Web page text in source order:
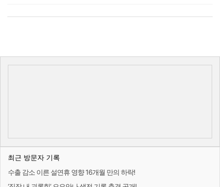
최근 방문자 기록
수출 감소 이른 설연휴 영향 16개월 만의 하락!